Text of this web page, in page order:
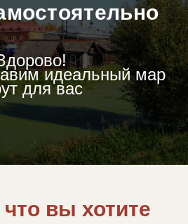
идеальный мар
для вас
вы хотите